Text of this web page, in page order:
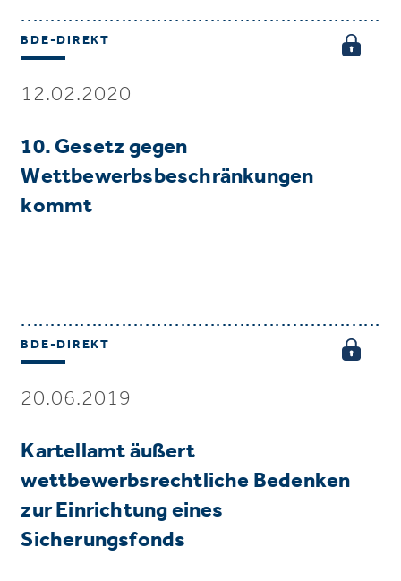
BDE-DIREKT
12.02.2020
10. Gesetz gegen
Wettbewerbsbeschränkungen
kommt
BDE-DIREKT
20.06.2019
Kartellamt äußert
wettbewerbsrechtliche Bedenken
zur Einrichtung eines
Sicherungsfonds